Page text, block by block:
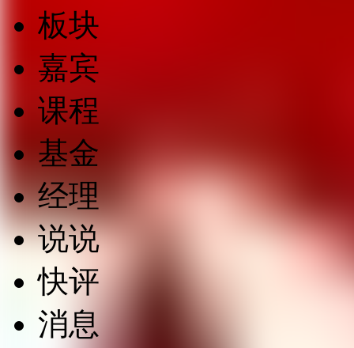
板块
嘉宾
课程
基金
经理
说说
快评
消息